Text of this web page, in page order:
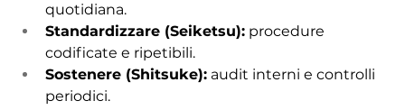
quotidiana.
Standardizzare (Seiketsu): procedure
codificate e ripetibili.
Sostenere (Shitsuke): audit interni e controlli
periodici.